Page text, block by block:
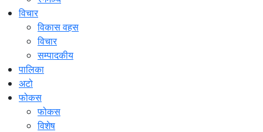
विचार
विकास वहस
विचार
सम्पादकीय
पालिका
अटो
फोकस
फोकस
विशेष